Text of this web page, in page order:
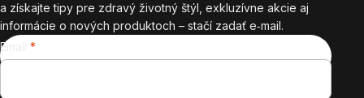
a získajte tipy pre zdravý životný štýl, exkluzívne akcie aj
informácie o nových produktoch – stačí zadať e‑mail.
Email